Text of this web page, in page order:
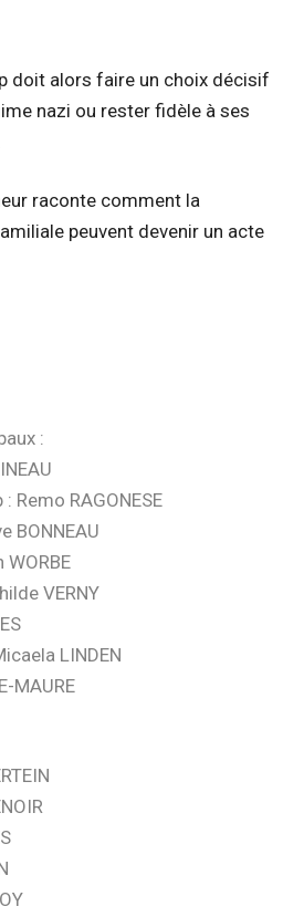
doit alors faire un choix décisif
nazi ou rester fidèle à ses
raconte comment la
peuvent devenir un acte
:
Remo RAGONESE
BONNEAU
WORBE
VERNY
LINDEN
MAURE